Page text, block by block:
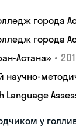
города
города
Астана» •
научно-
Language
у